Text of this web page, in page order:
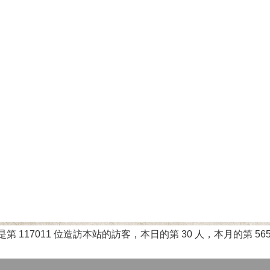
第 117011 位造訪本站的訪客，本日的第 30 人，本月的第